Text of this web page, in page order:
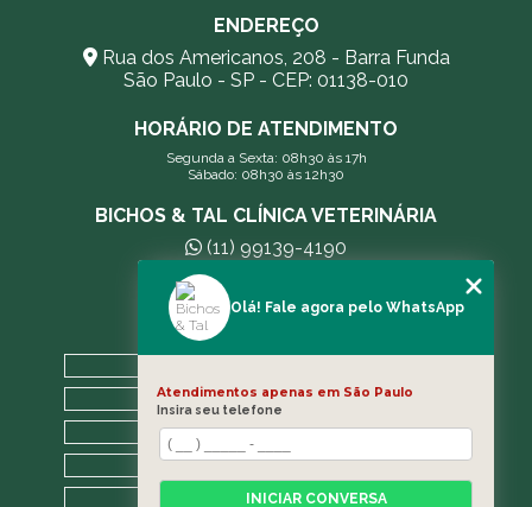
ENDEREÇO
Rua dos Americanos, 208 - Barra Funda
São Paulo - SP - CEP: 01138-010
HORÁRIO DE ATENDIMENTO
Segunda a Sexta: 08h30 às 17h
Sábado: 08h30 às 12h30
BICHOS & TAL CLÍNICA VETERINÁRIA
(11) 99139-4190
andreleecitti5@gmail.com
A CLÍNICA
BLOG
CONTATO
CATEGORIAS
Olá! Fale agora pelo WhatsApp
Atendimentos apenas em São Paulo
Insira seu telefone
INICIAR CONVERSA